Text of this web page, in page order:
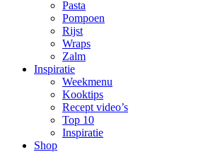
Pasta
Pompoen
Rijst
Wraps
Zalm
Inspiratie
Weekmenu
Kooktips
Recept video’s
Top 10
Inspiratie
Shop